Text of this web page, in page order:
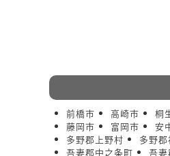
前橋市 高崎市 桐
藤岡市
富岡市 安
多野郡上野村
多野
吾妻郡中之条町
吾